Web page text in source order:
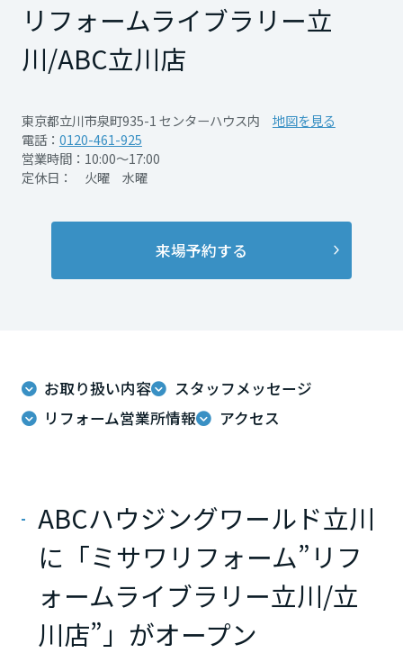
スムストック検索
分譲マンション検索
[MISAWA RELAY]
住まいの売却
多彩な動画やこだわりが詰まった建築実例、注目の最新情報など、住
まいづくりを楽しく学べるデジタルラウンジです。
企業不動産活用（CRE）戦略
社宅建築
これから土地活用・賃貸経営をご検討の方
に役立つ多彩な情報を幅広くお届けします。
ホームラウンジ 土地活用・賃貸経営
事業用リノベーション
ホテル・旅館リフォーム
リフォーム営業所
これからリフォームをご検討の方
実例動画や基礎知識、収納の工夫など、理想の住まいを叶えるリフォ
ームの具体策とアイデアを豊富にご用意しています。
建築再生事業
事業用売買
事業用地・事業用建物
分譲用地
ミサワリフォーム
お客様センター
ミサワホームオーナーさま・リフォーム工事ご契約者さまとミサワホ
MISAWAについて
ミサワホームグループ
SDGs
環境活動
障がい者採用
海外事業
リフォームライブラリー立
川/ABC立川店
東京都立川市泉町935-1 センターハウス内
地図を見る
電話： 0120-461-925
営業時間：10:00～17:00
定休日： 火曜 水曜
来場予約する
お取り扱い内容
スタッフメッセージ
リフォーム営業所情報
アクセス
ABCハウジングワールド立川
に「ミサワリフォーム”リフ
ォームライブラリー立川/立
川店”」がオープン
秋田県
福島県
群馬県
千葉県
東京都